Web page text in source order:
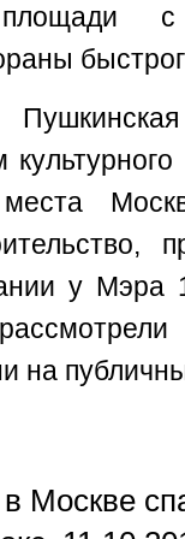
с
места
у Мэра
на
Москве